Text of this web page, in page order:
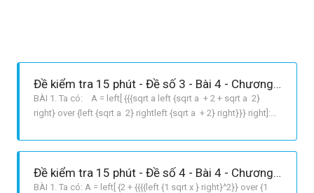
Đề kiểm tra 15 phút - Đề số 3 - Bài 4 - Chương 1 - Đại số 9
BÀI 1. Ta có: A = left[ {{{sqrt a left {sqrt a + 2 + sqrt a 2}
right} over {left {sqrt a 2} rightleft {sqrt a + 2} right}}} right]:
.sqrt a }} = {{{{left {sqrt a } right}^2}} over {s
Đề kiểm tra 15 phút - Đề số 4 - Bài 4 - Chương 1 - Đại số 9
BÀI 1. Ta có: A = left[ {2 + {{{{left {1 sqrt x } right}^2}} over {1